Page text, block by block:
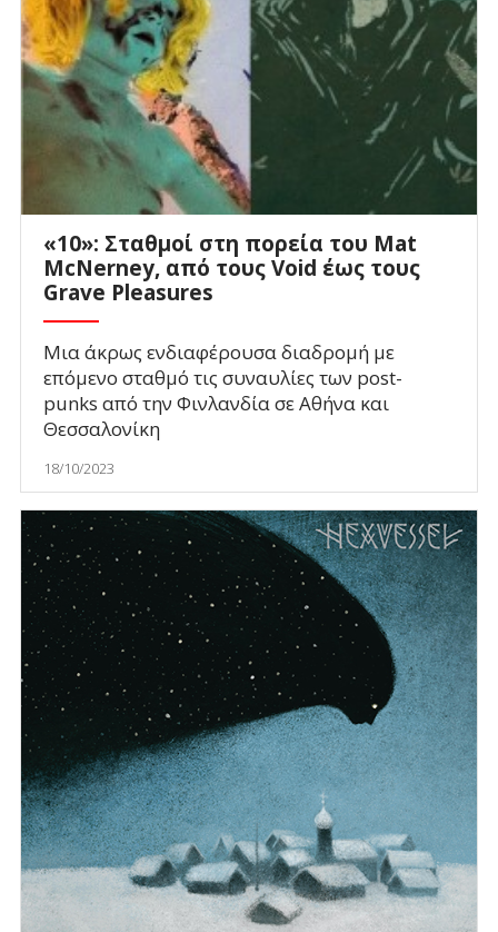
«10»: Σταθμοί στη πορεία του Mat
McNerney, από τους Void έως τους
Grave Pleasures
Μια άκρως ενδιαφέρουσα διαδρομή με
επόμενο σταθμό τις συναυλίες των post-
punks από την Φινλανδία σε Αθήνα και
Θεσσαλονίκη
18/10/2023